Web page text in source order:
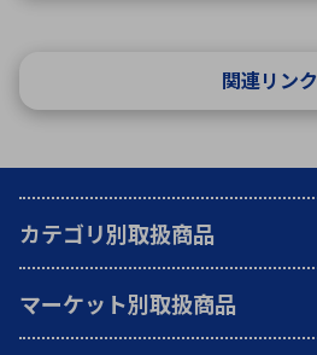
関連リンク
カテゴリ別取扱商品
マーケット別取扱商品